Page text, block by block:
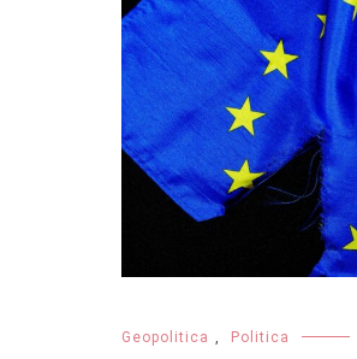
Geopolitica , Politica